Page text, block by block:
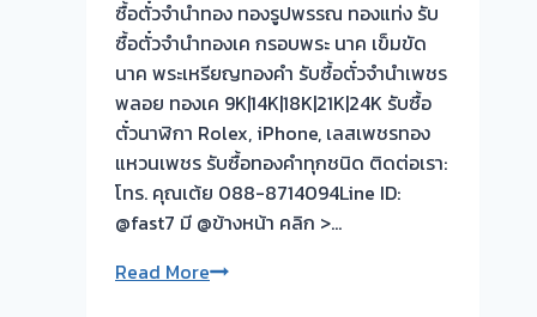
ซื้อตั๋วจำนำทอง ทองรูปพรรณ ทองแท่ง รับ
ซื้อตั๋วจำนำทองเค กรอบพระ นาค เข็มขัด
นาค พระเหรียญทองคำ รับซื้อตั๋วจำนำเพชร
พลอย ทองเค 9K|14K|18K|21K|24K รับซื้อ
ตั๋วนาฬิกา Rolex, iPhone, เลสเพชรทอง
แหวนเพชร รับซื้อทองคำทุกชนิด ติดต่อเรา:
โทร. คุณเต้ย 088-8714094Line ID:
@fast7 มี @ข้างหน้า คลิก >…
Read Moreรับ